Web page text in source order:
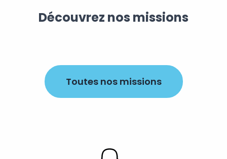
Découvrez nos missions
Toutes nos missions